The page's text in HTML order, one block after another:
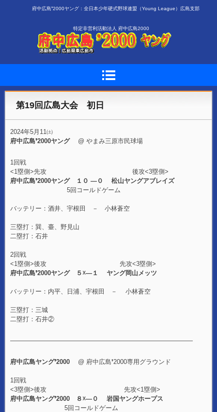
府中広島❜2000ヤング：全日本少年硬式野球連盟（Young League）広島支部
特定非営利活動法人 府中広島2000
第19回広島大会 初日
2024年5月11㈯
府中広島❜2000ヤング@ やまみ三原市民球場
1回戦
<1塁側>先攻 後攻<3塁側>
府中広島❜2000ヤング １０ ―０ 松山ヤングアブレイズ
5回コールドゲーム
バッテリー：酒井、宇根田 － 小林蒼空
三塁打：巽、臺、野見山
二塁打：石井
2回戦
<1塁側>後攻 先攻<3塁側>
府中広島❜2000ヤング ５☓―１ ヤング岡山メッツ
バッテリー：内平、日浦、宇根田 － 小林蒼空
三塁打：三城
二塁打：石井②
—————————————————————————————
府中広島ヤング❜2000 @ 府中広島❜2000専用グラウンド
1回戦
<3塁側>後攻 先攻<1塁側>
府中広島ヤング❜2000 ８☓―０ 岩国ヤングホープス
5回コールドゲーム